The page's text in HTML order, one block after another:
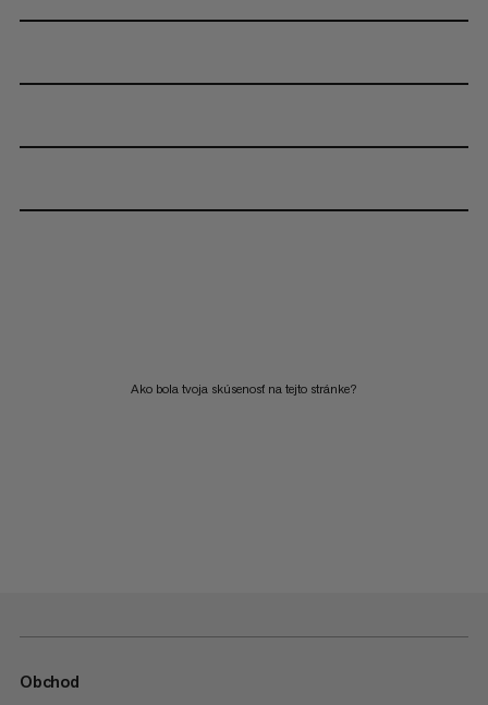
Ako bola tvoja skúsenosť na tejto stránke?
Obchod